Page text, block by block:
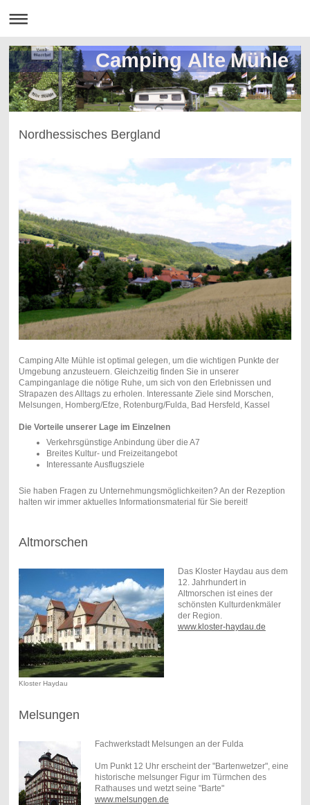
Camping Alte Mühle
Nordhessisches Bergland
Camping Alte Mühle ist optimal gelegen, um die wichtigen Punkte der
Umgebung anzusteuern. Gleichzeitig finden Sie in unserer
Campinganlage die nötige Ruhe, um sich von den Erlebnissen und
Strapazen des Alltags zu erholen. Interessante Ziele sind Morschen,
Melsungen, Homberg/Efze, Rotenburg/Fulda, Bad Hersfeld, Kassel
Die Vorteile unserer Lage im Einzelnen
Verkehrsgünstige Anbindung über die A7
Breites Kultur- und Freizeitangebot
Interessante Ausflugsziele
Sie haben Fragen zu Unternehmungsmöglichkeiten? An der Rezeption
halten wir immer aktuelles Informationsmaterial für Sie bereit!
Altmorschen
Kloster Haydau
Das Kloster Haydau aus dem
12. Jahrhundert in
Altmorschen ist eines der
schönsten Kulturdenkmäler
der Region.
www.kloster-haydau.de
Melsungen
Fachwerkstadt Melsungen an der Fulda
Um Punkt 12 Uhr erscheint der "Bartenwetzer", eine
historische melsunger Figur im Türmchen des
Rathauses und wetzt seine "Barte"
www.melsungen.de